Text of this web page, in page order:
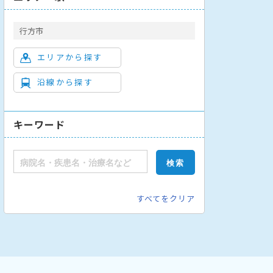
行方市
エリアから探す
沿線から探す
キーワード
すべてをクリア